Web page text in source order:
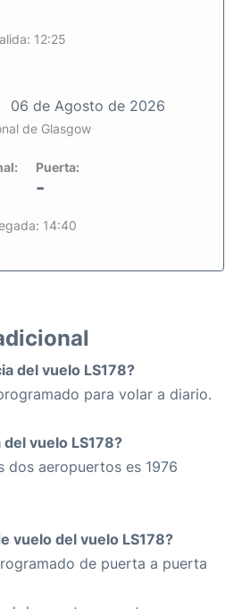
12:25
06 de Agosto de 2026
de Glasgow
Puerta:
-
14:40
del vuelo LS178?
para volar a diario.
vuelo LS178?
dos aeropuertos es 1976
vuelo del vuelo LS178?
de puerta a puerta